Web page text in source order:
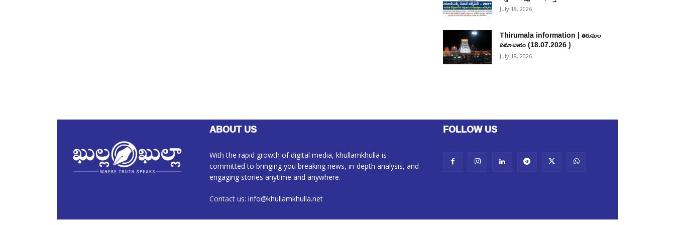
July 18, 2026
Thirumala information | తిరుమల
సమాచారం (18.07.2026 )
July 18, 2026
ABOUT US
With the rapid growth of digital media, khullamkhulla is
committed to bringing you breaking news, in-depth analysis, and
engaging stories anytime and anywhere.
Contact us: info@khullamkhulla.net
FOLLOW US